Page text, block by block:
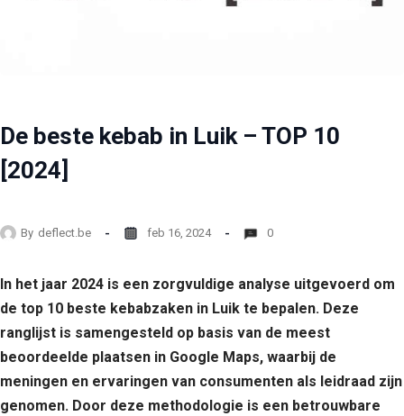
De beste kebab in Luik – TOP 10
[2024]
By deflect.be feb 16, 2024 0
In het jaar 2024 is een zorgvuldige analyse uitgevoerd om
de top 10 beste kebabzaken in Luik te bepalen. Deze
ranglijst is samengesteld op basis van de meest
beoordeelde plaatsen in Google Maps, waarbij de
meningen en ervaringen van consumenten als leidraad zijn
genomen. Door deze methodologie is een betrouwbare